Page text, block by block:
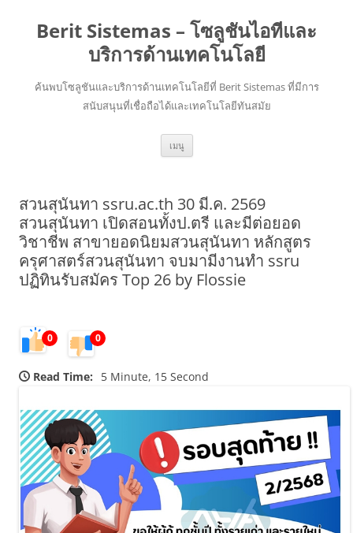
Berit Sistemas – โซลูชันไอทีและ
บริการด้านเทคโนโลยี
ค้นพบโซลูชันและบริการด้านเทคโนโลยีที่ Berit Sistemas ที่มีการ
สนับสนุนที่เชื่อถือได้และเทคโนโลยีทันสมัย
เมนู ข้าม
ยัง
สวนสุนันทา ssru.ac.th 30 มี.ค. 2569
สวนสุนันทา เปิดสอนทั้งป.ตรี และมีต่อยอด
วิชาชีพ สาขายอดนิยมสวนสุนันทา หลักสูตร
ครุศาสตร์สวนสุนันทา จบมามีงานทำ ssru
ปฏิทินรับสมัคร Top 26 by Flossie
0 0
Read Time: 5 Minute, 15 Second